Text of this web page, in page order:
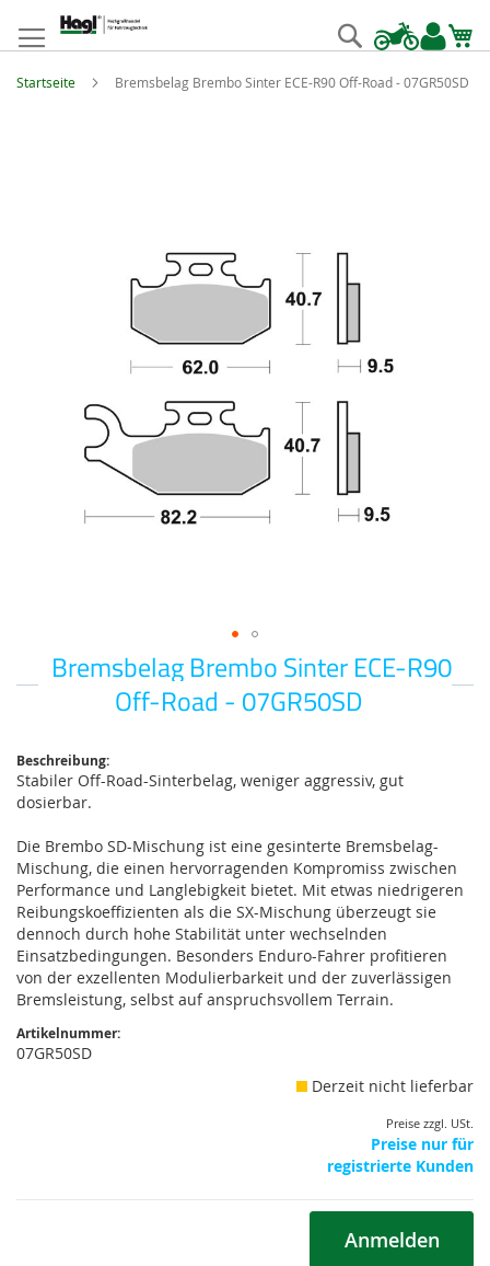
springen
Suche
Startseite Bremsbelag Brembo Sinter ECE-R90 Off-Road - 07GR50SD
Bremsbelag Brembo Sinter ECE-R90
Off-Road - 07GR50SD
Anfang
Beschreibung:
Stabiler Off-Road-Sinterbelag, weniger aggressiv, gut
dosierbar.
Die Brembo SD-Mischung ist eine gesinterte Bremsbelag-
Mischung, die einen hervorragenden Kompromiss zwischen
Performance und Langlebigkeit bietet. Mit etwas niedrigeren
Reibungskoeffizienten als die SX-Mischung überzeugt sie
dennoch durch hohe Stabilität unter wechselnden
Einsatzbedingungen. Besonders Enduro-Fahrer profitieren
von der exzellenten Modulierbarkeit und der zuverlässigen
Bremsleistung, selbst auf anspruchsvollem Terrain.
Artikelnummer:
07GR50SD
Derzeit nicht lieferbar
Preise zzgl. USt.
Preise nur für
registrierte Kunden
Anmelden